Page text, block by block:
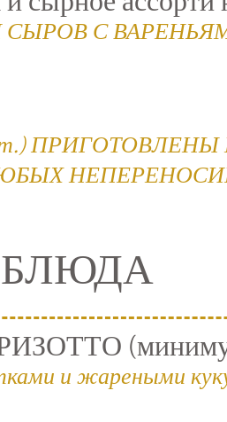
СЫРОВ С
и жареными